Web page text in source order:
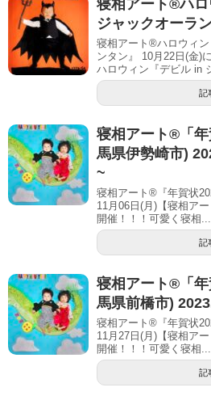
寝相アート®︎ハ
ジャックオーラ
寝相アート®ハロウィ
ンタン』 10月22日(金)
ハロウィン『デビル in
記
寝相アート®︎「
馬県伊勢崎市)
~
寝相アート®『年賀状
11月06日(月)【寝相ア
開催！！！可愛く寝相...
記
寝相アート®︎「
馬県前橋市)
寝相アート®『年賀状
11月27日(月)【寝相ア
開催！！！可愛く寝相...
記